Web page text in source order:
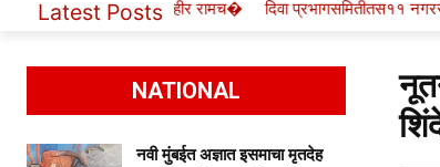
Latest Postsनगरसेवकांचा दबदबा,तरी� तीन वर्षांपासून प्रलंबित
NATIONAL
नवी मुंबईत अज्ञात इसमाचा मृतदेह